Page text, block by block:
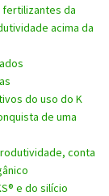
fertilizantes da
acima da
do uso do K
de uma
conta
e do silício